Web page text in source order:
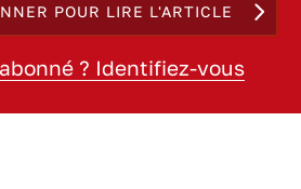
POUR LIRE L'ARTICLE
? Identifiez-vous